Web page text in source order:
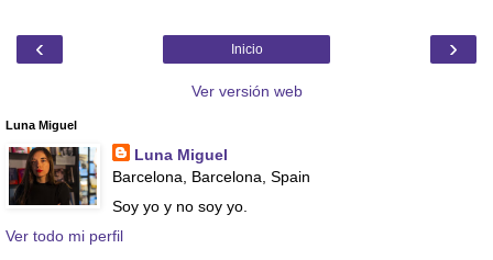
‹ ›
Inicio
Ver versión web
Luna Miguel
Luna Miguel
Barcelona, Barcelona, Spain
Soy yo y no soy yo.
Ver todo mi perfil